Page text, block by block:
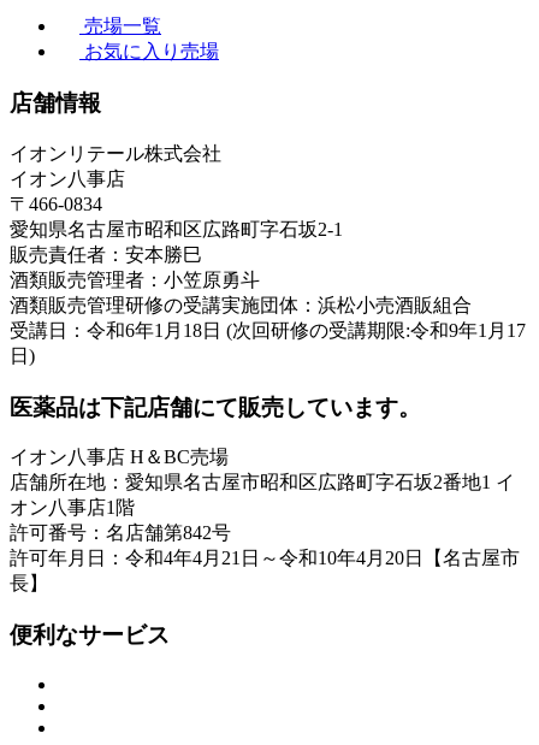
売場一覧
お気に入り売場
店舗情報
イオンリテール株式会社
イオン八事店
〒466-0834
愛知県名古屋市昭和区広路町字石坂2-1
販売責任者：安本勝巳
酒類販売管理者：小笠原勇斗
酒類販売管理研修の受講実施団体：浜松小売酒販組合
受講日：令和6年1月18日 (次回研修の受講期限:令和9年1月17
日)
医薬品は下記店舗にて販売しています。
イオン八事店 H＆BC売場
店舗所在地：愛知県名古屋市昭和区広路町字石坂2番地1 イ
オン八事店1階
許可番号：名店舗第842号
許可年月日：令和4年4月21日～令和10年4月20日【名古屋市
長】
便利なサービス